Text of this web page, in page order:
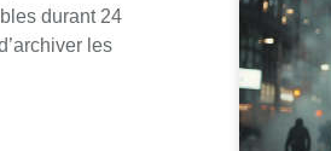
durant 24
les